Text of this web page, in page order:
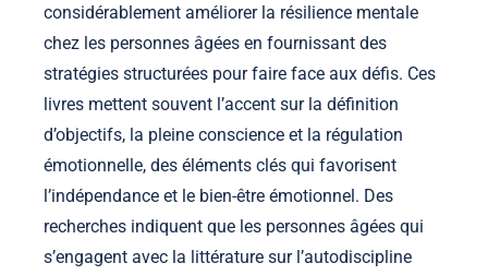
considérablement améliorer la résilience mentale
chez les personnes âgées en fournissant des
stratégies structurées pour faire face aux défis. Ces
livres mettent souvent l’accent sur la définition
d’objectifs, la pleine conscience et la régulation
émotionnelle, des éléments clés qui favorisent
l’indépendance et le bien-être émotionnel. Des
recherches indiquent que les personnes âgées qui
s’engagent avec la littérature sur l’autodiscipline